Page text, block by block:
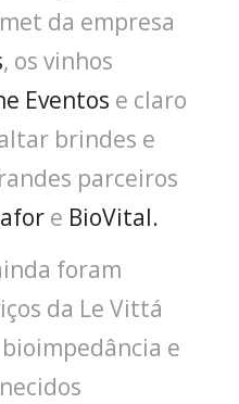
da empresa
, os vinhos
Eventos e claro
brindes e
parceiros
e BioVital.
foram
da Le Vittá
e